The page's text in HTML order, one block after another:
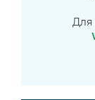
Для